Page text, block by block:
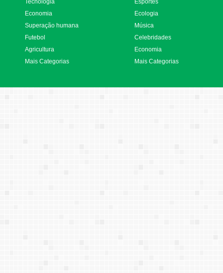
Tecnologia
Economia
Superação humana
Futebol
Agricultura
Mais Categorias
Esportes
Ecologia
Música
Celebridades
Economia
Mais Categorias